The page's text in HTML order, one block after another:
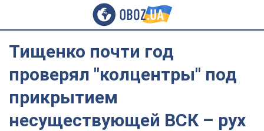
Тищенко почти год
проверял "колцентры" под
прикрытием
несуществующей ВСК – рух